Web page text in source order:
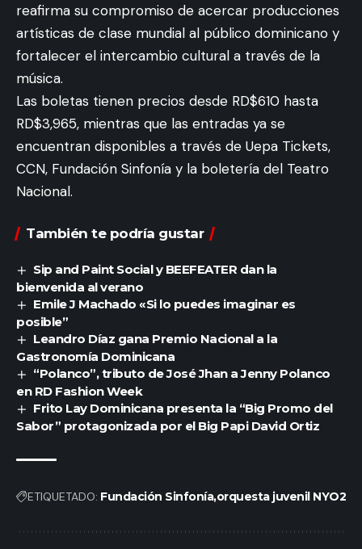
reafirma su compromiso de acercar producciones
artísticas de clase mundial al público dominicano y
fortalecer el intercambio cultural a través de la
música.
Las boletas tienen precios desde RD$610 hasta
RD$3,965, mientras que las entradas ya se
encuentran disponibles a través de Uepa Tickets,
CCN, Fundación Sinfonía y la boletería del Teatro
Nacional.
También te podría gustar
Sip and Paint Social y BEEFEATER dan la
bienvenida al verano
Emile J Machado «Si lo puedes imaginar es
posible”
Leandro Díaz gana Premio Nacional a la
Gastronomía Dominicana
“Polanco”, tributo de José Jhan a Jenny Polanco
en RD Fashion Week
Frito Lay Dominicana presenta la “Big Promo del
Sabor” protagonizada por el Big Papi David Ortiz
ETIQUETADO: Fundación Sinfoníaorquesta juvenil NYO2